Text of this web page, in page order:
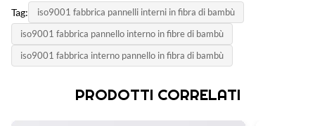
Tag:
iso9001 fabbrica pannelli interni in fibra di bambù
iso9001 fabbrica pannello interno in fibre di bambù
iso9001 fabbrica interno pannello in fibra di bambù
PRODOTTI CORRELATI